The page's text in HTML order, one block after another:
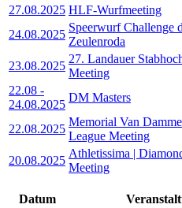
27.08.2025 HLF-Wurfmeeting
24.08.2025
Speerwurf Challenge
Zeulenroda
23.08.2025
27. Landauer
Meeting
22.08 -
24.08.2025
DM Masters
22.08.2025
Memorial Van
League Meeting
20.08.2025
Athletissima |
Meeting
Datum